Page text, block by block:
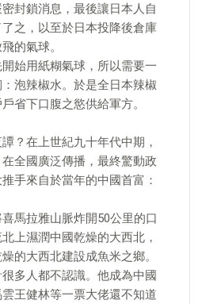
封鎖消息，最後讓日本人自
之，以至於日本投降後倉庫
的氣球。
始用紙糊氣球，所以需要一
泡辣椒水。於是全日本辣椒
省下口腹之慾供給軍方。
？在上世紀九十年代中期，
在全國廣泛傳播，最終驚動政
手來自於當年的中國首富：
馬拉雅山脈炸開50公里的口
上濕潤中國乾燥的大西北，
的大西北建設成魚米之鄉。
多人都不認識。他成為中國
王健林等一票大佬還不知道